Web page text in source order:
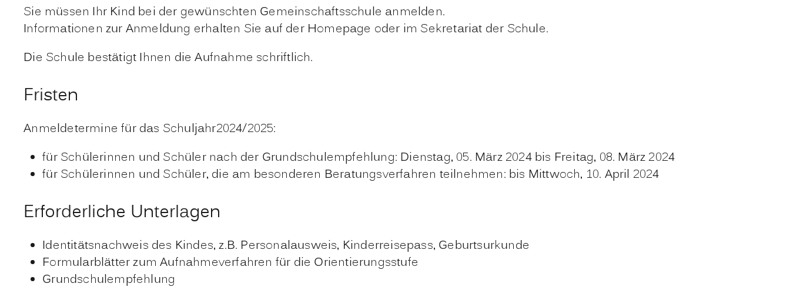
Sie müssen Ihr Kind bei der gewünschten Gemeinschaftsschule anmelden.
Informationen zur Anmeldung erhalten Sie auf der Homepage oder im Sekretariat der Schule.
Die Schule bestätigt Ihnen die Aufnahme schriftlich.
Fristen
Anmeldetermine für das Schuljahr2024/2025:
für Schülerinnen und Schüler nach der Grundschulempfehlung: Dienstag, 05. März 2024 bis Freitag, 08. März 2024
für Schülerinnen und Schüler, die am besonderen Beratungsverfahren teilnehmen: bis Mittwoch, 10. April 2024
Erforderliche Unterlagen
Identitätsnachweis des Kindes, z.B. Personalausweis, Kinderreisepass, Geburtsurkunde
Formularblätter zum Aufnahmeverfahren für die Orientierungsstufe
Grundschulempfehlung